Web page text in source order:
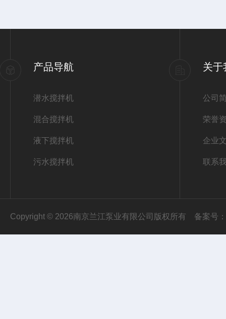
产品导航
潜水搅拌机
混合搅拌机
液下搅拌机
污水搅拌机
关于
公司
荣誉
企业
联系
Copyright © 2026南京兰江泵业有限公司版权所有 备案号